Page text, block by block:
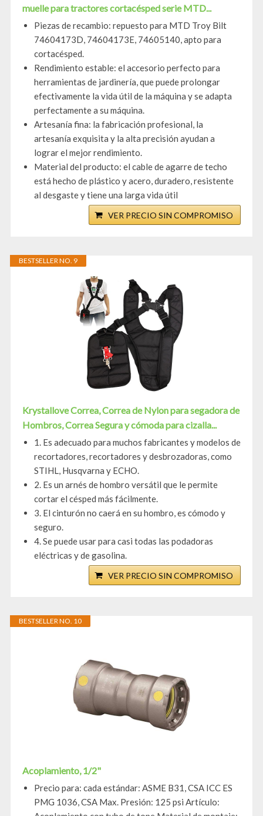
muelle para tractores cortacésped serie MTD...
Piezas de recambio: repuesto para MTD Troy Bilt
74604173D, 74604173E, 74605140, apto para
cortacésped.
Rendimiento estable: el accesorio perfecto para
herramientas de jardinería, que puede prolongar
efectivamente la vida útil de la máquina y se adapta
perfectamente a su máquina.
Artesanía fina: la fabricación profesional, la
artesanía exquisita y la alta precisión ayudan a
lograr el mejor rendimiento.
Material del producto: el cable de agarre de techo
está hecho de plástico y acero, duradero, resistente
al desgaste y tiene una larga vida útil
VER PRECIO SIN COMPROMISO
BESTSELLER NO. 9
Krystallove Correa, Correa de Nylon para segadora de
Hombros, Correa Segura y cómoda para cizalla...
1. Es adecuado para muchos fabricantes y modelos de
recortadores, recortadores y desbrozadoras, como
STIHL, Husqvarna y ECHO.
2. Es un arnés de hombro versátil que le permite
cortar el césped más fácilmente.
3. El cinturón no caerá en su hombro, es cómodo y
seguro.
4. Se puede usar para casi todas las podadoras
eléctricas y de gasolina.
VER PRECIO SIN COMPROMISO
BESTSELLER NO. 10
Acoplamiento, 1/2"
Precio para: cada estándar: ASME B31, CSA ICC ES
PMG 1036, CSA Max. Presión: 125 psi Artículo: